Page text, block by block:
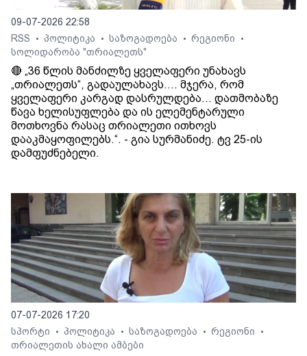
09-07-2026 22:58
RSS
• პოლიტიკა • საზოგადოება • რეგიონი •
სოლიდარობა "თრიალეთს"
🔴 „36 წლის მანძილზე ყველაფერი უნახავს
„თრიალეთს“, გადაულახავს.... მჯერა, რომ
ყველაფერი კარგად დასრულდება... დათმობაზე
წავა ხელისუფლება და ის ელემენტარული
მოთხოვნა რასაც თრიალეთი ითხოვს
დააკმაყოფილებს.“. - გია სურმანიძე. ტვ 25-ის
დამფუძნებელი.
07-07-2026 17:20
სპორტი
• პოლიტიკა • საზოგადოება • რეგიონი •
თრიალეთის ახალი ამბები